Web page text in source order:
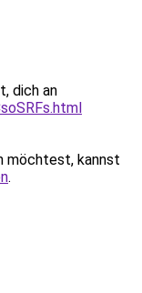
dich an
möchtest, kannst
.